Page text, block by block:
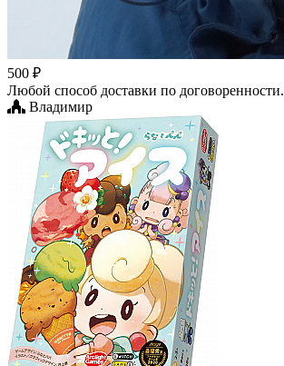
500 ₽
Любой способ доставки по договоренности.
Владимир